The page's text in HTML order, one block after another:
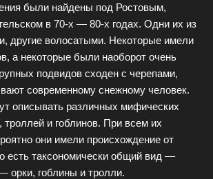
были найдены под Ростовым,
в 70-х — 80-х годах. Одни их из
другие волосатыми. Некоторые имели
а некоторые были наоборот очень
подвидов сходен с черепами,
современному снежному человек.
описывать различных мифических
и гоблинов. При всем их
они имели происхождение от
есть таксономически общий вид —
орки, гоблины и тролли.